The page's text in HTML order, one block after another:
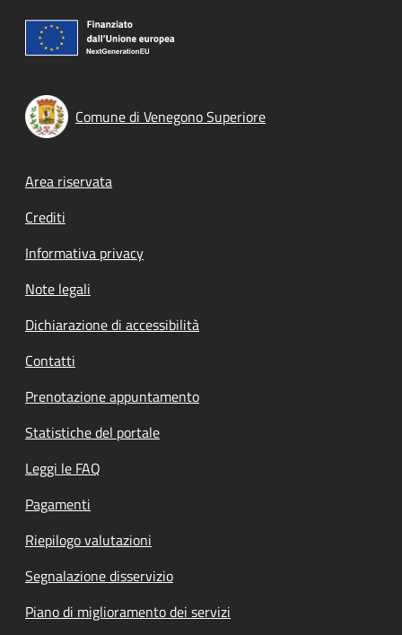
Comune di Venegono Superiore
Footer menu
Area riservata
Crediti
Informativa privacy
Note legali
Dichiarazione di accessibilità
Contatti
Prenotazione appuntamento
Statistiche del portale
Leggi le FAQ
Pagamenti
Riepilogo valutazioni
Segnalazione disservizio
Piano di miglioramento dei servizi